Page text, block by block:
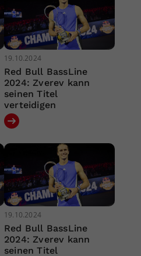
19.10.2024
Red Bull BassLine
2024: Zverev kann
seinen Titel
verteidigen
19.10.2024
Red Bull BassLine
2024: Zverev kann
seinen Titel